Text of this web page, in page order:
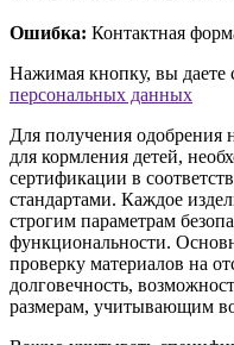
Ошибка: Контактная
Нажимая кнопку, вы даете
персональных данных
Для получения одобрения
для кормления детей,
сертификации в
стандартами. Каждое
строгим параметрам
функциональности.
проверку материалов на
долговечность,
размерам, учитывающим